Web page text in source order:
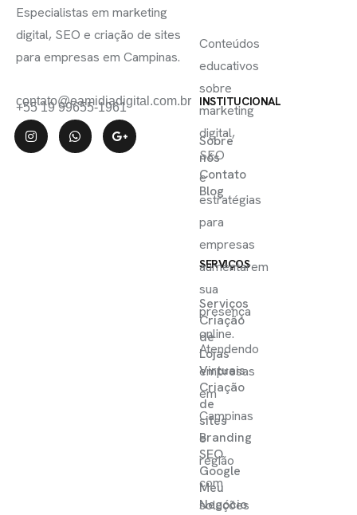
Especialistas em marketing
digital, SEO e criação de sites
para empresas em Campinas.
contato@eamidiadigital.com.br
+55 19 99655-1961 INSTITUCIONAL
Sobre
nós
Contato
Blog
SERVIÇOS
Serviços
Criação
de
Lojas
Virtuais
Criação
de
sites
Branding
SEO
Google
Meu
Negócio
Conteúdos
educativos
sobre
marketing
digital,
SEO
e
estratégias
para
empresas
aumentarem
sua
presença
online.
Atendendo
empresas
em
Campinas
e
região
com
soluções